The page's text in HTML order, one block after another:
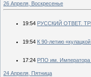
26 Апреля, Воскресенье
19:54 РУССКИЙ ОТВЕТ.
19:54 К 90-летию
17:24 РПО им. Императора
24 Апреля, Пятница